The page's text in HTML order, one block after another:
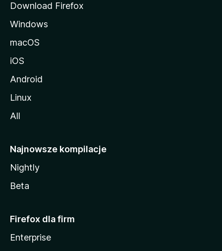
Download Firefox
Windows
macOS
iOS
Android
Linux
All
Najnowsze kompilacje
Nightly
Beta
Firefox dla firm
Enterprise